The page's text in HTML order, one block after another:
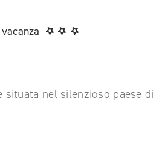
nel silenzioso paese di